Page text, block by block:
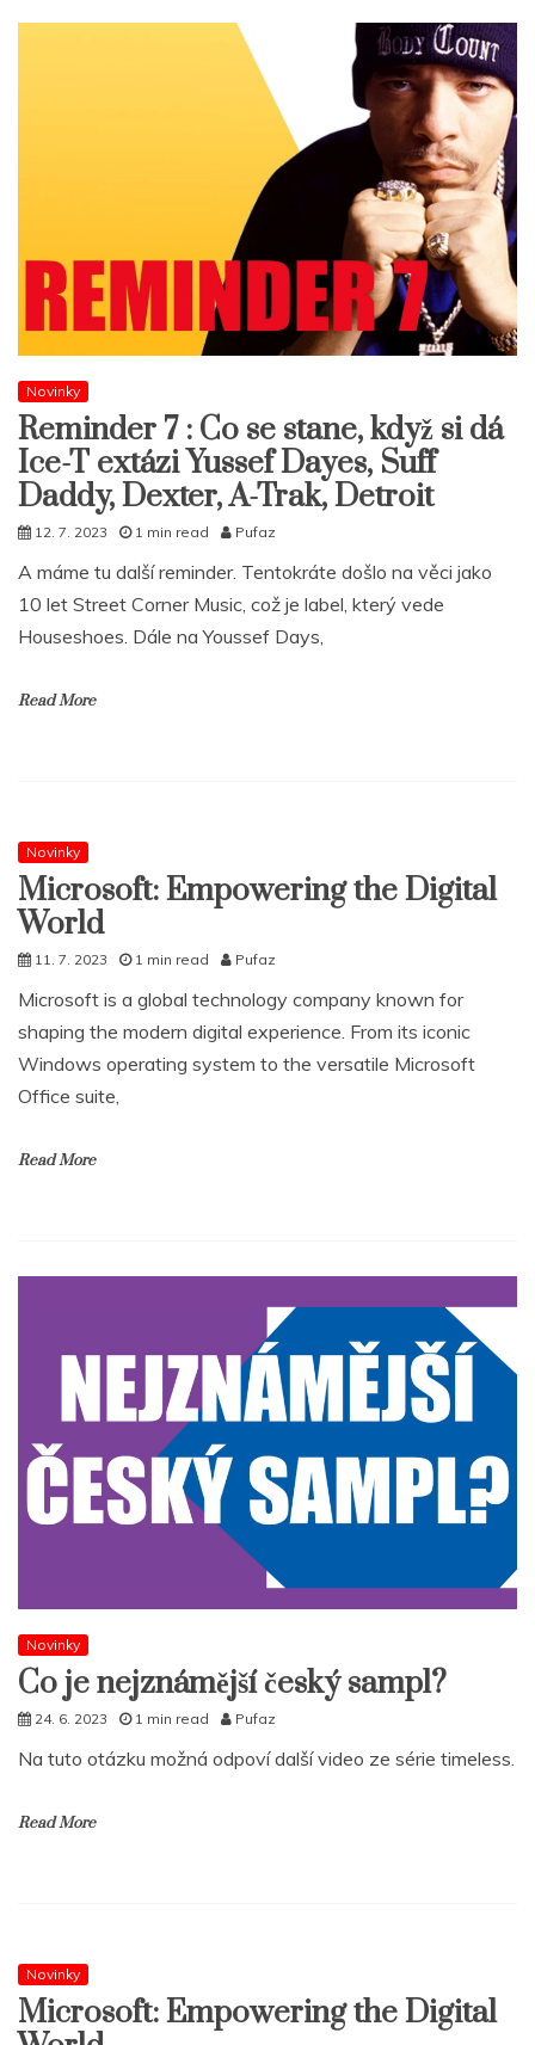
Novinky
Reminder 7 : Co se stane, když si dá
Ice-T extázi Yussef Dayes, Suff
Daddy, Dexter, A-Trak, Detroit
12. 7. 2023 1 min read Pufaz
A máme tu další reminder. Tentokráte došlo na věci jako
10 let Street Corner Music, což je label, který vede
Houseshoes. Dále na Youssef Days,
Read More
Novinky
Microsoft: Empowering the Digital
World
11. 7. 2023 1 min read Pufaz
Microsoft is a global technology company known for
shaping the modern digital experience. From its iconic
Windows operating system to the versatile Microsoft
Office suite,
Read More
Novinky
Co je nejznámější český sampl?
24. 6. 2023 1 min read Pufaz
Na tuto otázku možná odpoví další video ze série timeless.
Read More
Novinky
Microsoft: Empowering the Digital